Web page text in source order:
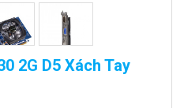
2G D5 Xách Tay